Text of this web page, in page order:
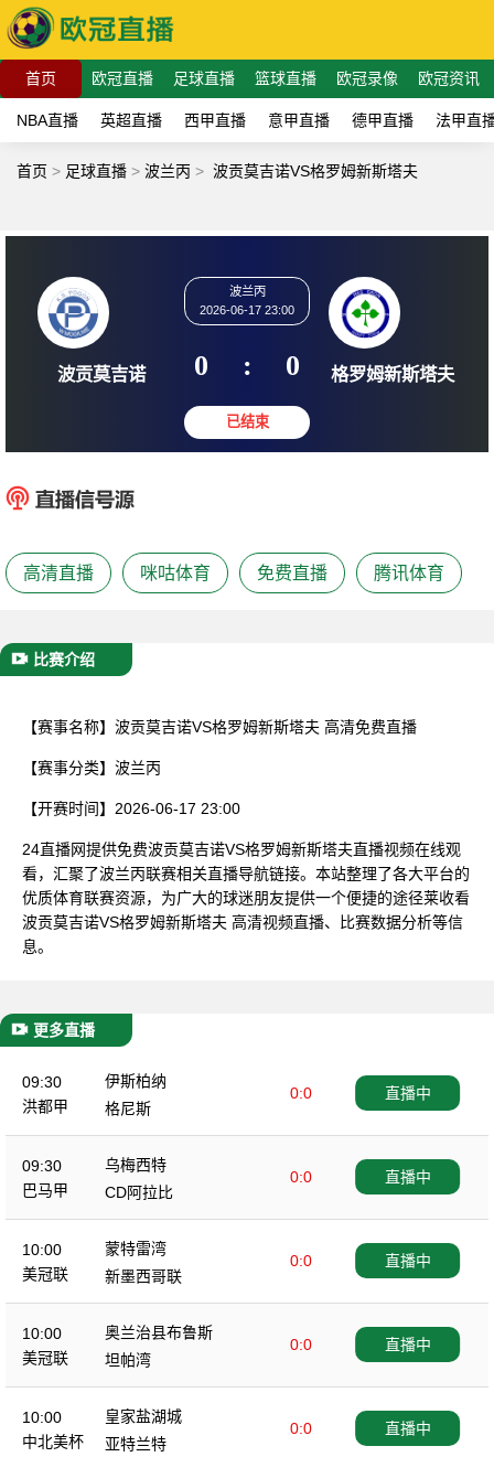
首页 欧冠直播 足球直播 篮球直播 欧冠录像 欧冠资讯
NBA直播 英超直播 西甲直播 意甲直播 德甲直播 法甲直
首页 > 足球直播 > 波兰丙 > 波贡莫吉诺VS格罗姆新斯塔夫
波贡莫吉诺
波兰丙
2026-06-17 23:00
0 : 0 格罗姆
高清直播 咪咕体育 免费直播 腾讯体育
比赛介绍
【赛事名称】 波贡莫吉诺VS格罗姆新斯塔夫 高清免费直播
【赛事分类】 波兰丙
【开赛时间】 2026-06-17 23:00
24直播网提供免费波贡莫吉诺VS格罗姆新斯塔夫直播视频在线观
看，汇聚了波兰丙联赛相关直播导航链接。本站整理了各大平台的
优质体育联赛资源，为广大的球迷朋友提供一个便捷的途径莱收看
波贡莫吉诺VS格罗姆新斯塔夫 高清视频直播、比赛数据分析等信
息。
更多直播
09:30
洪都甲
伊斯柏纳
0:0
格尼斯
直播中
09:30
巴马甲
乌梅西特
0:0
CD阿拉比
直播中
10:00
美冠联
蒙特雷湾
0:0
新墨西哥联
直播中
10:00
美冠联
奥兰治县布鲁斯
0:0
坦帕湾
直播中
10:00
中北美杯
皇家盐湖城
0:0
亚特兰特
直播中